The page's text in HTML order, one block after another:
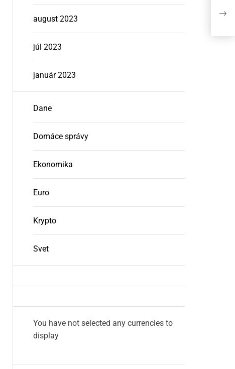
august 2023
júl 2023
január 2023
Dane
Domáce správy
Ekonomika
Euro
Krypto
Svet
You have not selected any currencies to
display